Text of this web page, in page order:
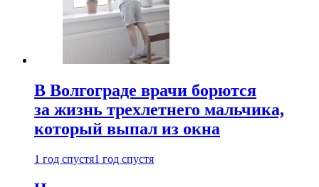
В Волгограде врачи борются
за жизнь трехлетнего мальчика,
который выпал из окна
1 год спустя1 год спустя